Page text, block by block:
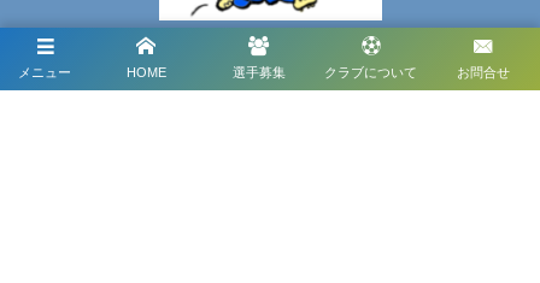
メニュー HOME 選手募集 クラブについて お問合せ